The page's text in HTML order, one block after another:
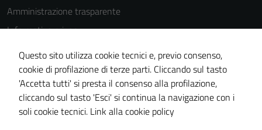
Amministrazione trasparente
Informativa privacy
Cookie Policy
Note legali
Dichiarazione di accessibilità
Piano di miglioramento del sito
Questo sito utilizza cookie tecnici e, previo consenso,
cookie di profilazione di terze parti. Cliccando sul tasto
'Accetta tutti' si presta il consenso alla profilazione,
cliccando sul tasto 'Esci' si continua la navigazione con i
soli cookie tecnici. Link alla cookie policy